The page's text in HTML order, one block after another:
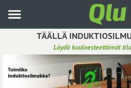
pääsisältöön
TÄÄLLÄ
Löydä kuuloesteettömät
Etsi induktiosilmukka
Tee ehdotus ja vaikuta